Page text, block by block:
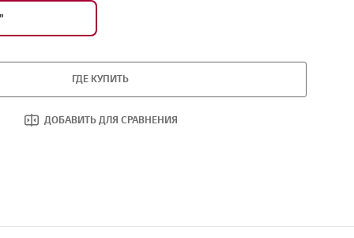
ГДЕ КУПИТЬ
ДОБАВИТЬ ДЛЯ СРАВНЕНИЯ